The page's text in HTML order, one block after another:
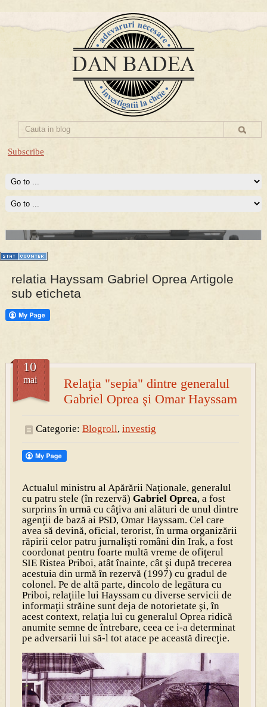
Subscribe
PRESA
relatia Hayssam Gabriel Oprea Artigole
sub eticheta
Relaţia "sepia" dintre generalul
Gabriel Oprea şi Omar Hayssam
10
mai
Categorie: Blogroll, investig
Actualul ministru al Apărării Naţionale, generalul
cu patru stele (în rezervă) Gabriel Oprea, a fost
surprins în urmă cu câţiva ani alături de unul dintre
agenţii de bază ai PSD, Omar Hayssam. Cel care
avea să devină, oficial, terorist, în urma organizării
răpirii celor patru jurnalişti români din Irak, a fost
coordonat pentru foarte multă vreme de ofiţerul
SIE Ristea Priboi, atât înainte, cât şi după trecerea
acestuia din urmă în rezervă (1997) cu gradul de
colonel. Pe de altă parte, dincolo de legătura cu
Priboi, relaţiile lui Hayssam cu diverse servicii de
informaţii străine sunt deja de notorietate şi, în
acest context, relaţia lui cu generalul Oprea ridică
anumite semne de întrebare, ceea ce i-a determinat
pe adversarii lui să-l tot atace pe această direcţie.